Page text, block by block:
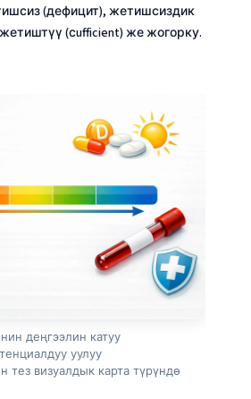
(дефицит), жетишсиздик
(сufficient) же жогорку.
деңгээлин катуу
уулуу
тез визуалдык карта түрүндө